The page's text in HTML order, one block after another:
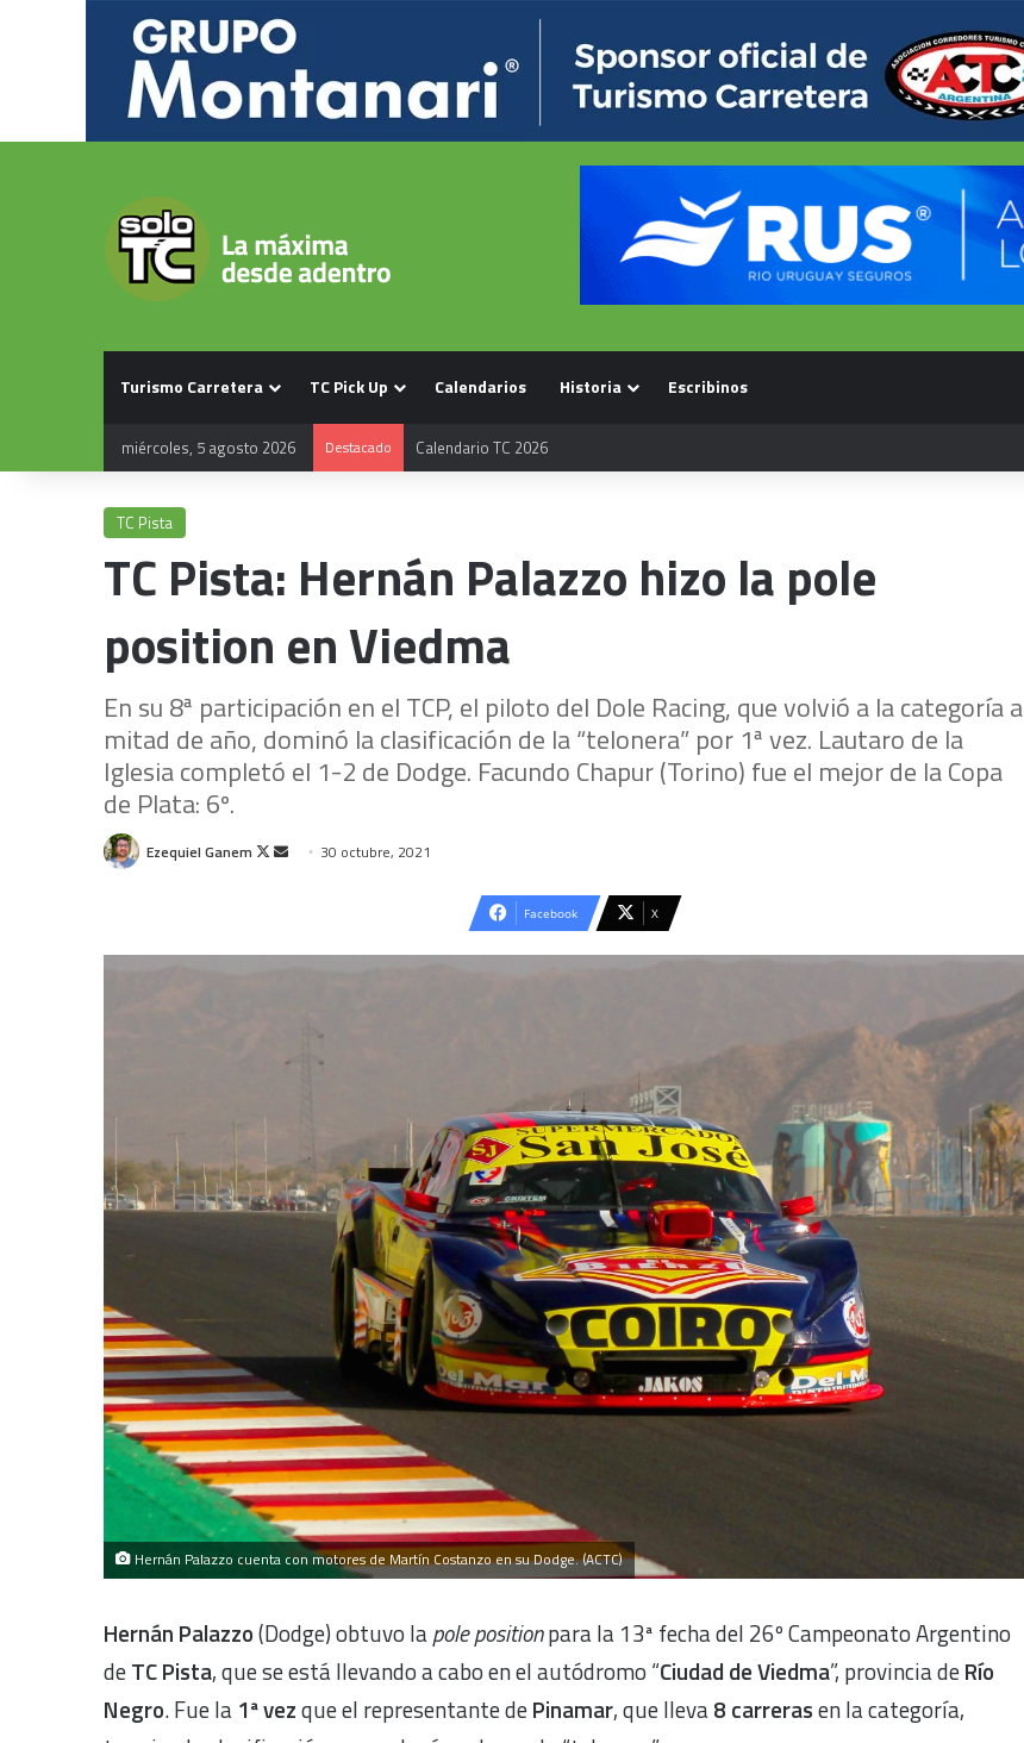
Turismo Carretera TC Pick Up Calendarios Historia Escribinos
miércoles, 5 agosto 2026 Destacado Calendario TC 2026
TC Pista
TC Pista: Hernán Palazzo hizo la pole
position en Viedma
En su 8ª participación en el TCP, el piloto del Dole Racing, que volvió a la categoría a
mitad de año, dominó la clasificación de la “telonera” por 1ª vez. Lautaro de la
Iglesia completó el 1-2 de Dodge. Facundo Chapur (Torino) fue el mejor de la Copa
de Plata: 6º.
Ezequiel Ganem
Follow
Send 30 octubre, 2021
Facebook X
Hernán Palazzo cuenta con motores de Martín Costanzo en su Dodge. (ACTC)
Hernán Palazzo(Dodge) obtuvo lapole positionpara la 13ª fecha del 26º Campeonato Argentino
deTC Pista, que se está llevando a cabo en el autódromo “Ciudad de Viedma”, provincia deRío
Negro. Fue la 1ª vezque el representante dePinamar, que lleva8 carrerasen la categoría,